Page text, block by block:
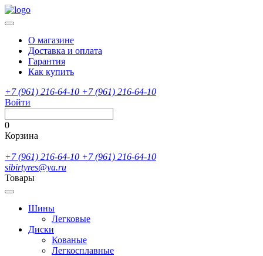
О магазине
Доставка и оплата
Гарантия
Как купить
+7 (961) 216-64-10 +7 (961) 216-64-10
Войти
0
Корзина
+7 (961) 216-64-10 +7 (961) 216-64-10
sibirtyres@ya.ru
Товары
Шины
Легковые
Диски
Кованые
Легкосплавные